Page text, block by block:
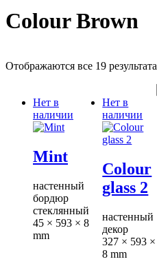
Colour Brown
Отображаются все 19 результата
Нет в
наличии
Mint
настенный
бордюр
стеклянный
45 × 593 × 8
mm
Нет в
наличии
Colour
glass 2
настенный
декор
327 × 593 ×
8 mm